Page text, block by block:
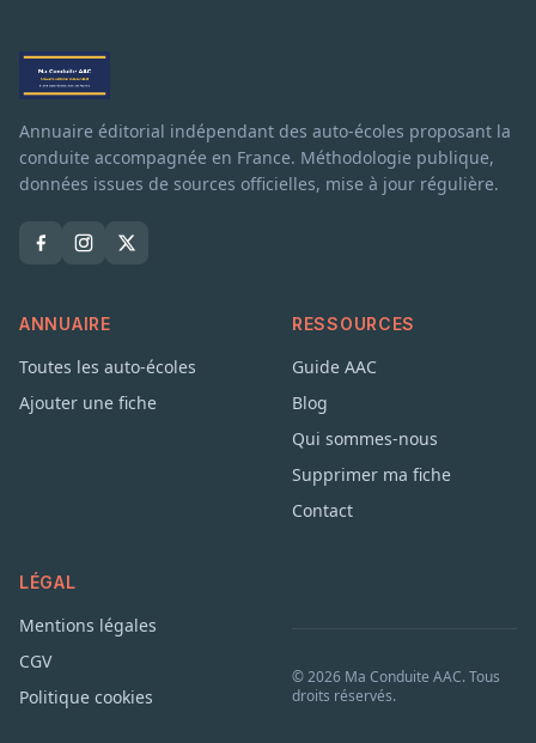
Annuaire éditorial indépendant des auto-écoles proposant la
conduite accompagnée en France. Méthodologie publique,
données issues de sources officielles, mise à jour régulière.
ANNUAIRE
Toutes les auto-écoles
Ajouter une fiche
RESSOURCES
Guide AAC
Blog
Qui sommes-nous
Supprimer ma fiche
Contact
LÉGAL
Mentions légales
CGV
Politique cookies
© 2026 Ma Conduite AAC. Tous
droits réservés.